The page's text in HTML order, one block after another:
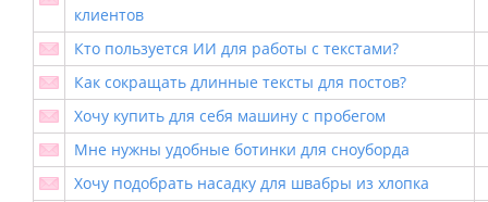
клиентов
Кто пользуется ИИ для работы с текстами?
Как сокращать длинные тексты для постов?
Хочу купить для себя машину с пробегом
Мне нужны удобные ботинки для сноуборда
Хочу подобрать насадку для швабры из хлопка